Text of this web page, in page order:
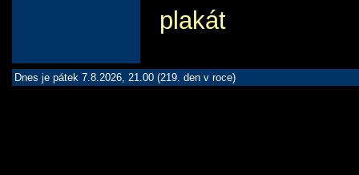
plakát
Dnes je pátek 7.8.2026, 21.00 (219. den v roce)